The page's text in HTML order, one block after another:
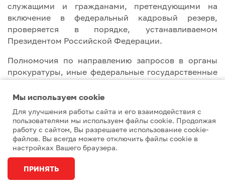
служащими и гражданами, претендующими на
включение в федеральный кадровый резерв,
проверяется в порядке, устанавливаемом
Президентом Российской Федерации.
Полномочия по направлению запросов в органы
прокуратуры, иные федеральные государственные
Российской Федерации, территориальные органы
федеральных органов исполнительной власти,
органы местного самоуправления, общественные
объединения и иные организации в целях проверки
достоверности и полноты указанных сведений
определяются Президентом Российской
Федерации.
Мы используем сookie
Для улучшения работы сайта и его взаимодействия с
пользователями мы используем файлы cookie. Продолжая
работу с сайтом, Вы разрешаете использование cookie-
файлов. Вы всегда можете отключить файлы cookie в
настройках Вашего браузера.
ПРИНЯТЬ